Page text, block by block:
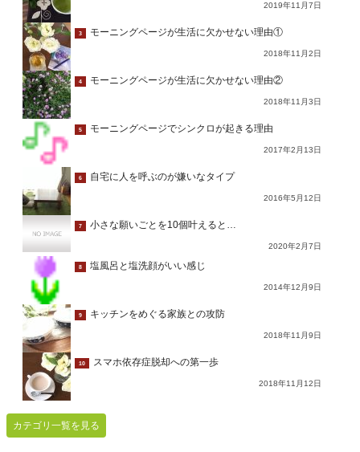
2019年11月7日
3 モーニングページが生活に欠かせない理由①
2018年11月2日
4 モーニングページが生活に欠かせない理由②
2018年11月3日
5 モーニングページでシンクロが起きる理由
2017年2月13日
6 自宅に人を呼ぶのが嫌いなタイプ
2016年5月12日
7 小さな願いごとを10個叶えると…
2020年2月7日
8 塩風呂と塩洗顔がいい感じ
2014年12月9日
9 キッチンをめぐる家族との攻防
2018年11月9日
10 スマホ依存症脱却への第一歩
2018年11月12日
カテゴリ一覧を見る